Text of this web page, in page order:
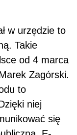
w urzędzie to
Takie
od 4 marca
Zagórski.
to
niej
się